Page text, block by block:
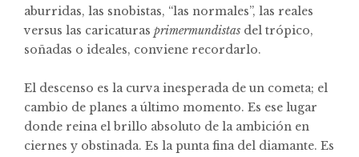
aburridas, las snobistas, “las normales”, las reales
versus las caricaturas primermundistasdel trópico,
soñadas o ideales, conviene recordarlo.
El descenso es la curva inesperada de un cometa; el
cambio de planes a último momento. Es ese lugar
donde reina el brillo absoluto de la ambición en
ciernes y obstinada. Es la punta fina del diamante. Es